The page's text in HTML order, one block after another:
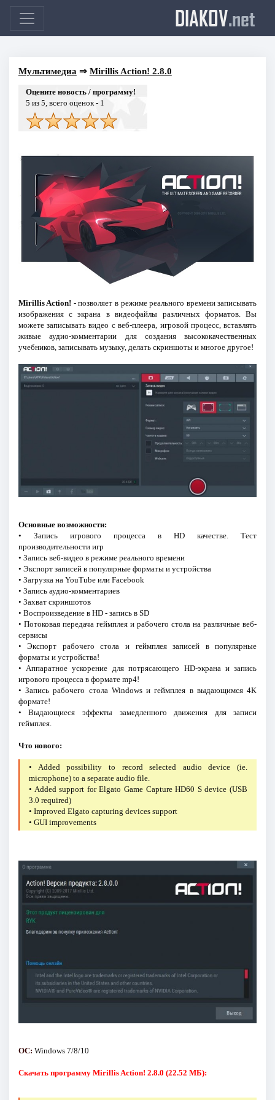
DIAKOV.net
Мультимедиа ⇒ Mirillis Action! 2.8.0
Оцените новость / программу!
5 из 5, всего оценок - 1
Mirillis Action! - позволяет в режиме реального времени записывать
изображения с экрана в видеофайлы различных форматов. Вы
можете записывать видео с веб-плеера, игровой процесс, вставлять
живые аудио-комментарии для создания высококачественных
учебников, записывать музыку, делать скриншоты и многое другое!
Основные возможности:
• Запись игрового процесса в HD качестве. Тест
производительности игр
• Запись веб-видео в режиме реального времени
• Экспорт записей в популярные форматы и устройства
• Загрузка на YouTube или Facebook
• Запись аудио-комментариев
• Захват скриншотов
• Воспроизведение в HD - запись в SD
• Потоковая передача геймплея и рабочего стола на различные веб-
сервисы
• Экспорт рабочего стола и геймплея записей в популярные
форматы и устройства!
• Аппаратное ускорение для потрясающего HD-экрана и запись
игрового процесса в формате mp4!
• Запись рабочего стола Windows и геймплея в выдающимся 4К
формате!
• Выдающиеся эффекты замедленного движения для записи
геймплея.
Что нового:
• Added possibility to record selected audio device (ie.
microphone) to a separate audio file.
• Added support for Elgato Game Capture HD60 S device (USB
3.0 required)
• Improved Elgato capturing devices support
• GUI improvements
ОС: Windows 7/8/10
Скачать программу Mirillis Action! 2.8.0 (22.52 МБ):